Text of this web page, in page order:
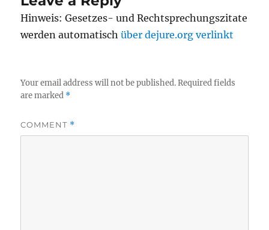
Hinweis: Gesetzes- und Rechtsprechungszitate
werden automatischüber dejure.org verlinkt
Your email address will not be published. Required fields
are marked *
COMMENT *